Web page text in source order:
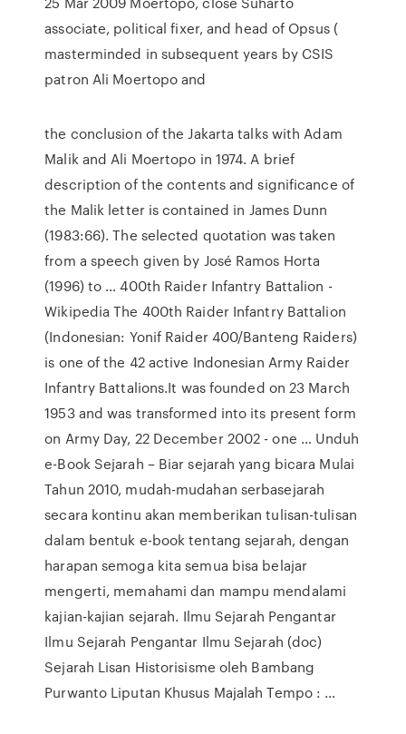
associate, political fixer, and head of Opsus (
masterminded in subsequent years by CSIS
patron Ali Moertopo and
the conclusion of the Jakarta talks with Adam
Malik and Ali Moertopo in 1974. A brief
description of the contents and significance of
the Malik letter is contained in James Dunn
(1983:66). The selected quotation was taken
from a speech given by José Ramos Horta
(1996) to … 400th Raider Infantry Battalion -
Wikipedia The 400th Raider Infantry Battalion
(Indonesian: Yonif Raider 400/Banteng Raiders)
is one of the 42 active Indonesian Army Raider
Infantry Battalions.It was founded on 23 March
1953 and was transformed into its present form
on Army Day, 22 December 2002 - one … Unduh
e-Book Sejarah – Biar sejarah yang bicara Mulai
Tahun 2010, mudah-mudahan serbasejarah
secara kontinu akan memberikan tulisan-tulisan
dalam bentuk e-book tentang sejarah, dengan
harapan semoga kita semua bisa belajar
mengerti, memahami dan mampu mendalami
kajian-kajian sejarah. Ilmu Sejarah Pengantar
Ilmu Sejarah Pengantar Ilmu Sejarah (doc)
Sejarah Lisan Historisisme oleh Bambang
Purwanto Liputan Khusus Majalah Tempo : …